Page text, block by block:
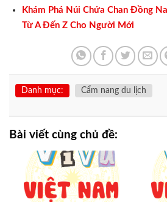
Khám Phá Núi Chứa Chan Đồng
Từ A Đến Z Cho Người Mới
Danh mục: Cẩm nang du lịch
Bài viết cùng chủ đề: